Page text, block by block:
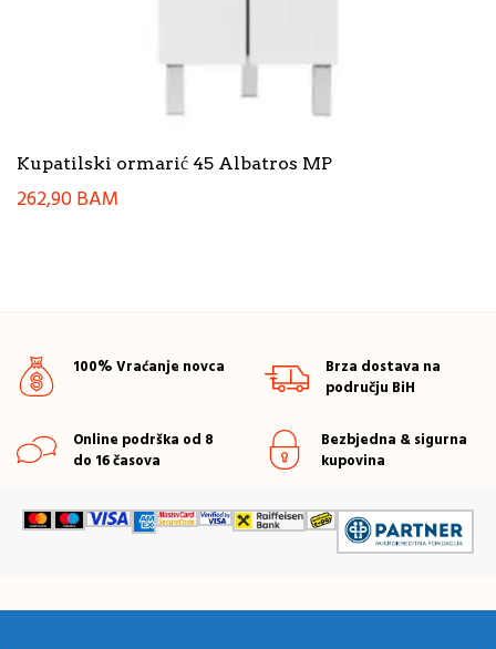
Kupatilski ormarić 45 Albatros MP
262,90BAM
100% Vraćanje novca
Brza dostava na
području BiH
Online podrška od 8
do 16 časova
Bezbjedna & sigurna
kupovina